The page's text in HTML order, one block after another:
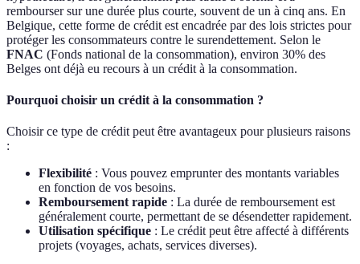
rembourser sur une durée plus courte, souvent de un à cinq ans. En
Belgique, cette forme de crédit est encadrée par des lois strictes pour
protéger les consommateurs contre le surendettement. Selon le
FNAC (Fonds national de la consommation), environ 30% des
Belges ont déjà eu recours à un crédit à la consommation.
Pourquoi choisir un crédit à la consommation ?
Choisir ce type de crédit peut être avantageux pour plusieurs raisons
:
Flexibilité : Vous pouvez emprunter des montants variables
en fonction de vos besoins.
Remboursement rapide : La durée de remboursement est
généralement courte, permettant de se désendetter rapidement.
Utilisation spécifique : Le crédit peut être affecté à différents
projets (voyages, achats, services diverses).